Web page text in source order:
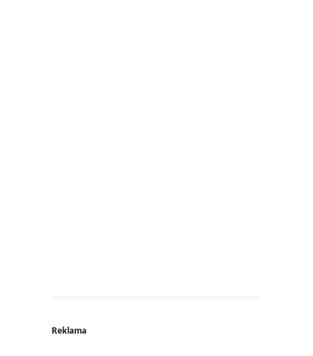
Reklama